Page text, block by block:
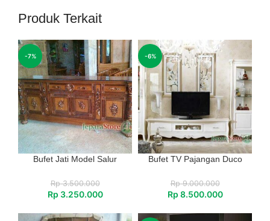
Produk Terkait
-7%
Bufet Jati Model Salur
Rp3.500.000
Rp 3.250.000
-6%
Bufet TV Pajangan Duco
Rp9.000.000
Rp 8.500.000